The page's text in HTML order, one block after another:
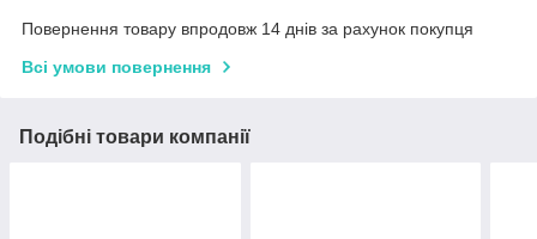
Повернення товару впродовж 14 днів за рахунок покупця
Всі умови повернення
Подібні товари компанії